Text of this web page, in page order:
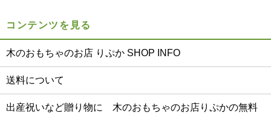
コンテンツを見る
木のおもちゃのお店 りぷか SHOP INFO
送料について
出産祝いなど贈り物に 木のおもちゃのお店りぷかの無料